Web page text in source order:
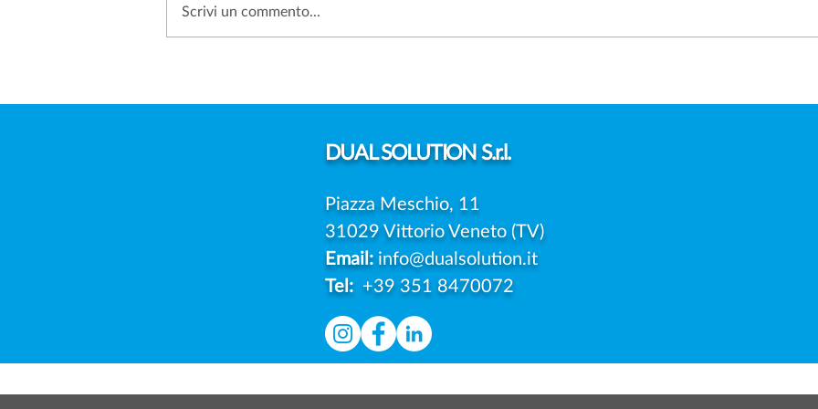
SCELGONO DI IMPUGNARE
CONSENSO DI ENTRAMBI I
Scrivi un commento...
DUALSOLUTION S.r.l.
Piazza Meschio, 11
31029 Vittorio Veneto (TV)
Email: info@dualsolution.it
Tel: +39 351 8470072